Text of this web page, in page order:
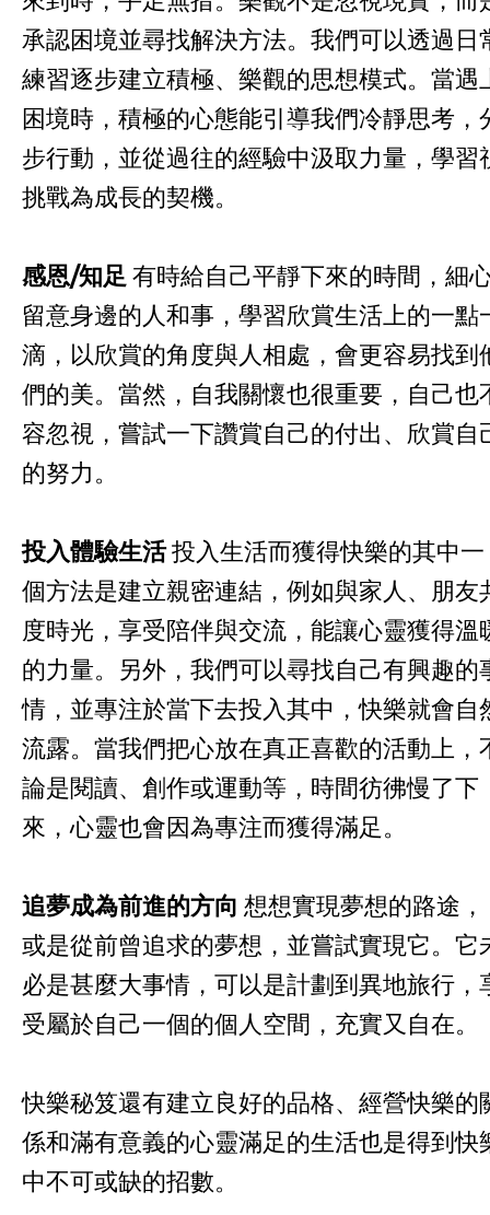
承認困境並尋找解決方法。我們可以透過日
練習逐步建立積極、樂觀的思想模式。當遇
困境時，積極的心態能引導我們冷靜思考，
步行動，並從過往的經驗中汲取力量，學習
挑戰為成長的契機。
感恩/知足 有時給自己平靜下來的時間，細
留意身邊的人和事，學習欣賞生活上的一點
滴，以欣賞的角度與人相處，會更容易找到
們的美。當然，自我關懷也很重要，自己也
容忽視，嘗試一下讚賞自己的付出、欣賞自
的努力。
投入體驗生活投入生活而獲得快樂的其中一
個方法是建立親密連結，例如與家人、朋友
度時光，享受陪伴與交流，能讓心靈獲得溫
的力量。另外，我們可以尋找自己有興趣的
情，並專注於當下去投入其中，快樂就會自
流露。當我們把心放在真正喜歡的活動上，
論是閱讀、創作或運動等，時間彷彿慢了下
來，心靈也會因為專注而獲得滿足。
追夢成為前進的方向 想想實現夢想的路途，
或是從前曾追求的夢想，並嘗試實現它。它
必是甚麼大事情，可以是計劃到異地旅行，
受屬於自己一個的個人空間，充實又自在。
快樂秘笈還有建立良好的品格、經營快樂的
係和滿有意義的心靈滿足的生活也是得到快
中不可或缺的招數。